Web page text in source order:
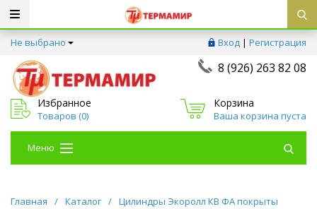
Не выбрано Вход | Регистрация
8 (926) 263 82 08
Избранное
Товаров (0)
Корзина
Ваша корзина пуста
Меню
Главная / Каталог / Цилиндры Экоролл КВ ФА покрыты